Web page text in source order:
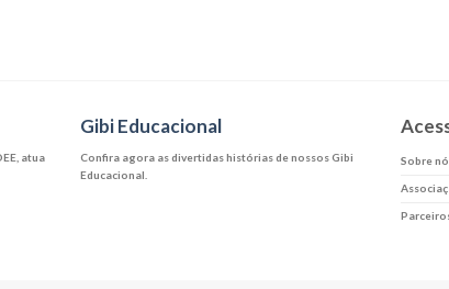
atua
Gibi Educacional
Confira agora as divertidas histórias de nossos Gibi
Educacional.
Sobre